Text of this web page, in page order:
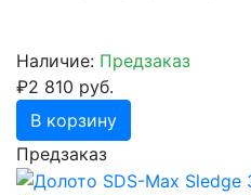
Наличие: Предзаказ
₽2 810 руб.
В корзину
Предзаказ